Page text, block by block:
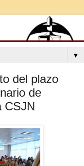
▼
del plazo
de
CSJN